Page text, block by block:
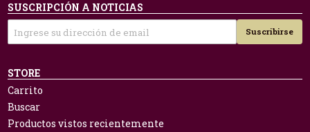
SUSCRIPCIÓN A NOTICIAS
Suscribirse
STORE
Carrito
Buscar
Productos vistos recientemente